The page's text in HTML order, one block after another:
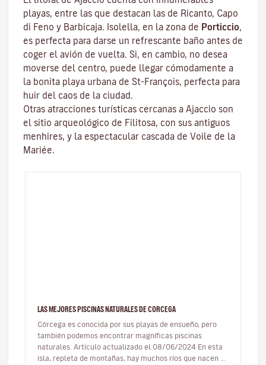
playas, entre las que destacan las de Ricanto, Capo
di Feno y Barbicaja. Isolella, en la zona de Porticcio,
es perfecta para darse un refrescante baño antes de
coger el avión de vuelta. Si, en cambio, no desea
moverse del centro, puede llegar cómodamente a
la bonita playa urbana de St-François, perfecta para
huir del caos de la ciudad.
Otras atracciones turísticas cercanas a Ajaccio son
el sitio arqueológico de Filitosa, con sus antiguos
menhires, y la espectacular cascada de Voile de la
Mariée.
LAS MEJORES PISCINAS NATURALES DE CORCEGA
Córcega es conocida por sus playas de ensueño, pero
también podemos encontrar magníficas piscinas
naturales. Artículo actualizado el 08/06/2024 En esta
isla, repleta de montañas, hay muchos ríos que nacen en